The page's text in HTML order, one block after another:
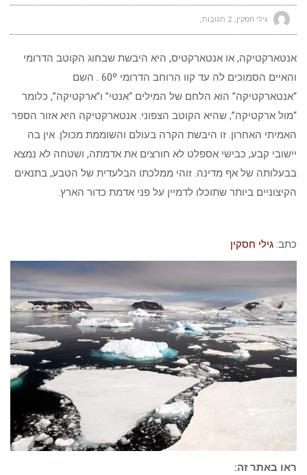
גילי חסקין 2 תגובות
אנטארקטיקה, או אנטארקטיס, היא היבשת שבחוג הקוטב הדרומי
והאיים הסמוכים לה עד קוו הרוחב הדרומי 60º . השם
“אנטארקטיקה” הוא הלחם של המילים “אנטי” ו”ארקטיקה”, כלומר
“מול ארקטיקה”, שהיא הקוטב הצפוני. אנטארקטיקה היא אזור הספר
האמיתי האחרון. זו היבשת הקרה בעולם והשוממת מכולן. אין בה
יישובי קבע, כבישי אספלט לא חורצים את אדמתה, ושטחה לא נמצא
בבעלותה של אף מדינה. זוהי ממלכתו הבלעדית של הטבע, בתנאים
הקיצוניים ביותר שתוכלו לדמיין על פני אדמת כדור הארץ.
כתב: גילי חסקין
ראו באתר זה: